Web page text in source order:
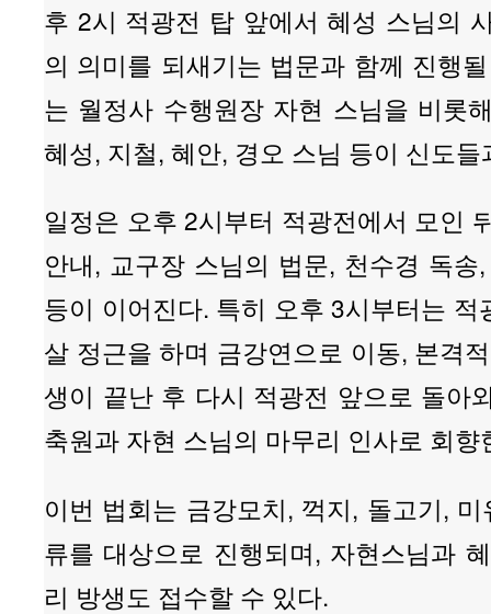
후 2시 적광전 탑 앞에서 혜성 스님의
의 의미를 되새기는 법문과 함께 진행
는 월정사 수행원장 자현 스님을 비롯
혜성, 지철, 혜안, 경오 스님 등이 신도
일정은 오후 2시부터 적광전에서 모인
안내, 교구장 스님의 법문, 천수경 독
등이 이어진다. 특히 오후 3시부터는
살 정근을 하며 금강연으로 이동, 본격
생이 끝난 후 다시 적광전 앞으로 돌아
축원과 자현 스님의 마무리 인사로 회향
이번 법회는 금강모치, 꺽지, 돌고기,
류를 대상으로 진행되며, 자현스님과
리 방생도 접수할 수 있다.